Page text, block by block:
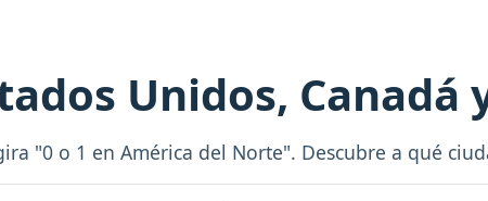
Unidos, Canadá
"0 o 1 en América del Norte". Descubre a qué